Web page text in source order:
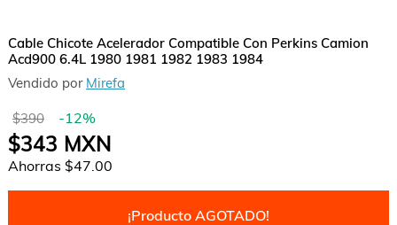
Cable Chicote Acelerador Compatible Con Perkins Camion
Acd900 6.4L 1980 1981 1982 1983 1984
Vendido por Mirefa
$390 -12%
$343 MXN
Ahorras $47.00
¡Producto AGOTADO!